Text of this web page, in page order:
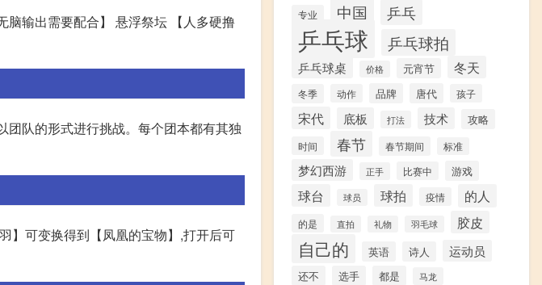
脑输出需要配合】 悬浮祭坛 【人多硬撸
团队的形式进行挑战。每个团本都有其独
】可变换得到【凤凰的宝物】,打开后可
专业 中国 乒乓
乒乓球 乒乓球拍
乒乓球桌 价格 元宵节 冬天
冬季 动作 品牌 唐代 孩子
宋代 底板 打法 技术 攻略
时间 春节 春节期间 标准
梦幻西游 正手 比赛中 游戏
球台 球员 球拍 疫情 的人
的是 直拍 礼物 羽毛球 胶皮
自己的 英语 诗人 运动员
还不 选手 都是 马龙